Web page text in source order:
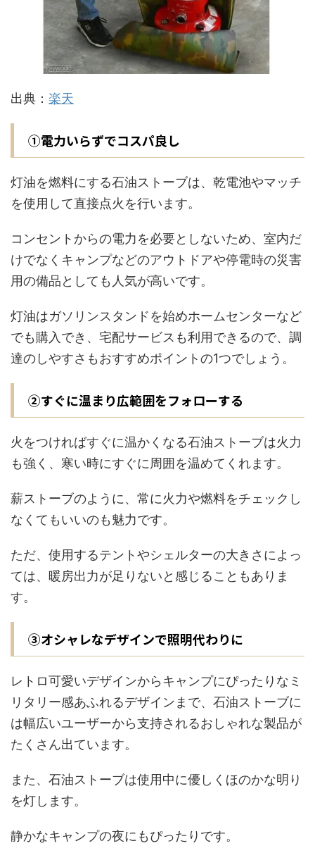
出典： 楽天
①電力いらずでコスパ良し
灯油を燃料にする石油ストーブは、乾電池やマッチ
を使用して直接点火を行います。
コンセントからの電力を必要としないため、室内だ
けでなくキャンプなどのアウトドアや停電時の災害
用の備品としても人気が高いです。
灯油はガソリンスタンドを始めホームセンターなど
でも購入でき、宅配サービスも利用できるので、調
達のしやすさもおすすめポイントの1つでしょう。
②すぐに温まり広範囲をフォローする
火をつければすぐに温かくなる石油ストーブは火力
も強く、寒い時にすぐに周囲を温めてくれます。
薪ストーブのように、常に火力や燃料をチェックし
なくてもいいのも魅力です。
ただ、使用するテントやシェルターの大きさによっ
ては、暖房出力が足りないと感じることもありま
す。
③オシャレなデザインで照明代わりに
レトロ可愛いデザインからキャンプにぴったりなミ
リタリー感あふれるデザインまで、石油ストーブに
は幅広いユーザーから支持されるおしゃれな製品が
たくさん出ています。
また、石油ストーブは使用中に優しくほのかな明り
を灯します。
静かなキャンプの夜にもぴったりです。